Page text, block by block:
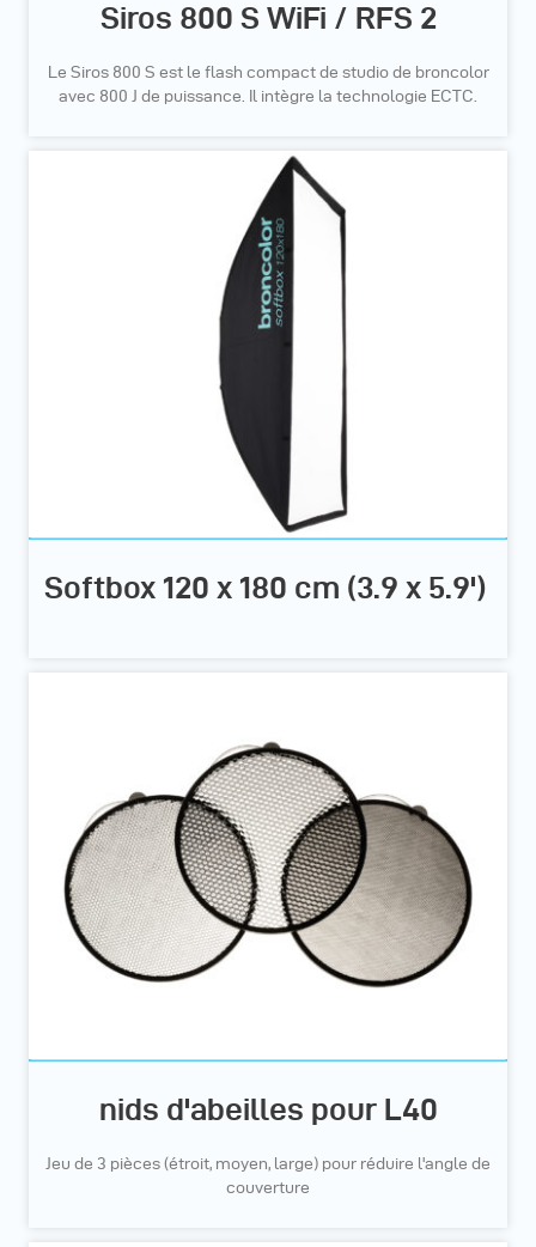
Siros 800 S WiFi / RFS 2
Le Siros 800 S est le flash compact de studio de broncolor
avec 800 J de puissance. Il intègre la technologie ECTC.
Softbox 120 x 180 cm (3.9 x 5.9')
nids d'abeilles pour L40
Jeu de 3 pièces (étroit, moyen, large) pour réduire l'angle de
couverture